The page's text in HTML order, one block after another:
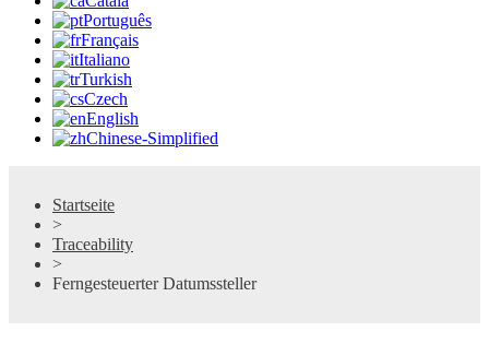
Português
Français
Italiano
Turkish
Czech
English
Chinese-Simplified
Startseite
>
Traceability
>
Ferngesteuerter Datumssteller